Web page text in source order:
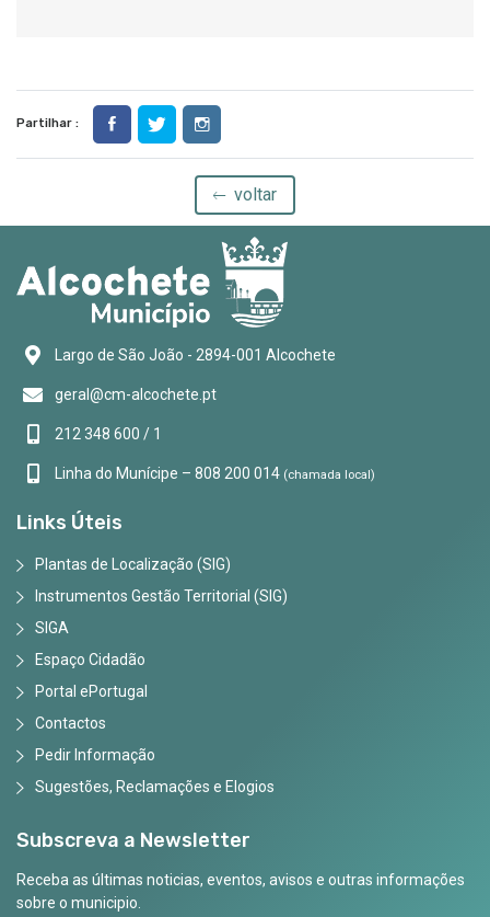
Partilhar :
voltar
Largo de São João - 2894-001 Alcochete
geral@cm-alcochete.pt
212 348 600 / 1
Linha do Munícipe – 808 200 014 (chamada local)
Links Úteis
Plantas de Localização (SIG)
Instrumentos Gestão Territorial (SIG)
SIGA
Espaço Cidadão
Portal ePortugal
Contactos
Pedir Informação
Sugestões, Reclamações e Elogios
Subscreva a Newsletter
Receba as últimas noticias, eventos, avisos e outras informações
sobre o municipio.